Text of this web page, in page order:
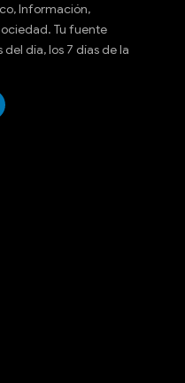
Información,
Tu fuente
día, los 7 días de la